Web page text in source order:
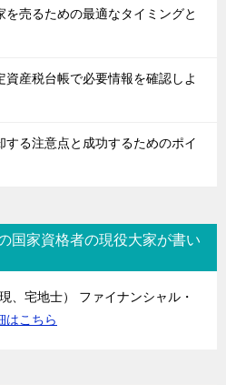
売るための最適なタイミングと
資産税台帳で必要情報を確認しよ
する注意点と成功するためのポイ
国家資格者の現役大家が書い
、宅地士） ファイナンシャル・
はこちら